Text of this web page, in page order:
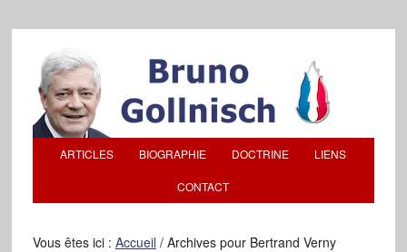
ARTICLES BIOGRAPHIE DOCTRINE LIENS
CONTACT
Vous êtes ici : Accueil /Archives pour Bertrand Verny